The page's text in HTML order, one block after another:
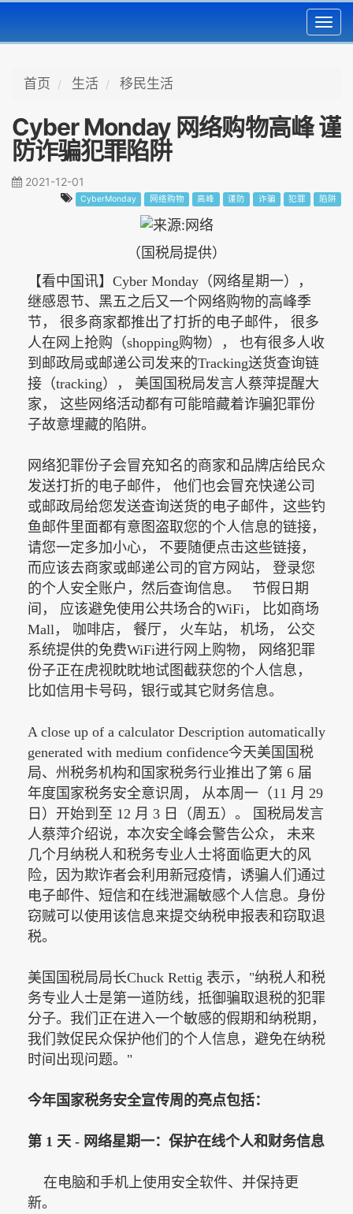
首页 生活 移民生活
Cyber Monday 网络购物高峰 谨
防诈骗犯罪陷阱
2021-12-01
CyberMonday 网络购物 高峰 谨防 诈骗 犯罪 陷阱
（国税局提供）
【看中国讯】 Cyber Monday（网络星期一），
继感恩节、黑五之后又一个网络购物的高峰季
节， 很多商家都推出了打折的电子邮件， 很多
人在网上抢购（shopping购物）， 也有很多人收
到邮政局或邮递公司发来的Tracking送货查询链
接（tracking）， 美国国税局发言人蔡萍提醒大
家， 这些网络活动都有可能暗藏着诈骗犯罪份
子故意埋藏的陷阱。
网络犯罪份子会冒充知名的商家和品牌店给民众
发送打折的电子邮件， 他们也会冒充快递公司
或邮政局给您发送查询送货的电子邮件，这些钓
鱼邮件里面都有意图盗取您的个人信息的链接，
请您一定多加小心， 不要随便点击这些链接，
而应该去商家或邮递公司的官方网站， 登录您
的个人安全账户，然后查询信息。
节假日期
间， 应该避免使用公共场合的WiFi， 比如商场
Mall， 咖啡店， 餐厅， 火车站， 机场， 公交
系统提供的免费WiFi进行网上购物， 网络犯罪
份子正在虎视眈眈地试图截获您的个人信息，
比如信用卡号码，银行或其它财务信息。
A close up of a calculator Description automatically
generated with medium confidence今天美国国税
局、州税务机构和国家税务行业推出了第 6 届
年度国家税务安全意识周， 从本周一（11 月 29
日）开始到至 12 月 3 日（周五）。 国税局发言
人蔡萍介绍说，本次安全峰会警告公众， 未来
几个月纳税人和税务专业人士将面临更大的风
险，因为欺诈者会利用新冠疫情，诱骗人们通过
电子邮件、短信和在线泄漏敏感个人信息。身份
窃贼可以使用该信息来提交纳税申报表和窃取退
税。
美国国税局局长Chuck Rettig 表示，"纳税人和税
务专业人士是第一道防线，抵御骗取退税的犯罪
分子。我们正在进入一个敏感的假期和纳税期，
我们敦促民众保护他们的个人信息，避免在纳税
时间出现问题。"
今年国家税务安全宣传周的亮点包括：
第 1 天 - 网络星期一：保护在线个人和财务信息
在电脑和手机上使用安全软件、并保持更
新。